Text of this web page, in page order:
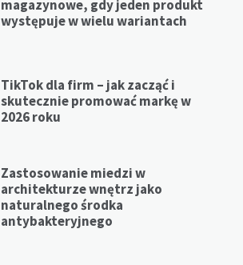
magazynowe, gdy jeden produkt
występuje w wielu wariantach
TikTok dla firm – jak zacząć i
skutecznie promować markę w
2026 roku
Zastosowanie miedzi w
architekturze wnętrz jako
naturalnego środka
antybakteryjnego